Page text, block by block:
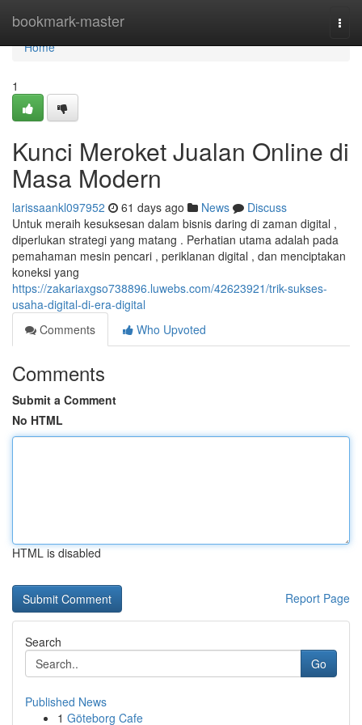
bookmark-master
Home
Home
1
Kunci Meroket Jualan Online di
Masa Modern
larissaankl097952 61 days ago News
Discuss
Untuk meraih kesuksesan dalam bisnis daring di zaman digital ,
diperlukan strategi yang matang . Perhatian utama adalah pada
pemahaman mesin pencari , periklanan digital , dan menciptakan
koneksi yang
https://zakariaxgso738896.luwebs.com/42623921/trik-sukses-
usaha-digital-di-era-digital
Comments
Who Upvoted
Comments
Submit a Comment
No HTML
HTML is disabled
Report Page
Search
Go
Published News
1 Göteborg Cafe